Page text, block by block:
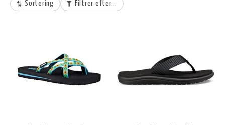
Sortering Filtrer efter...